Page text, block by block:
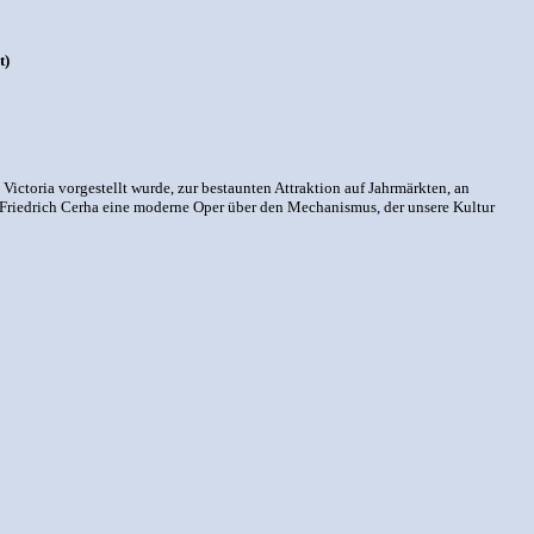
vorgestellt wurde, zur bestaunten Attraktion auf Jahrmärkten, an
Cerha eine moderne Oper über den Mechanismus, der unsere Kultur